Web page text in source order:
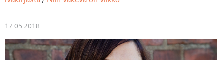
17.05.2018